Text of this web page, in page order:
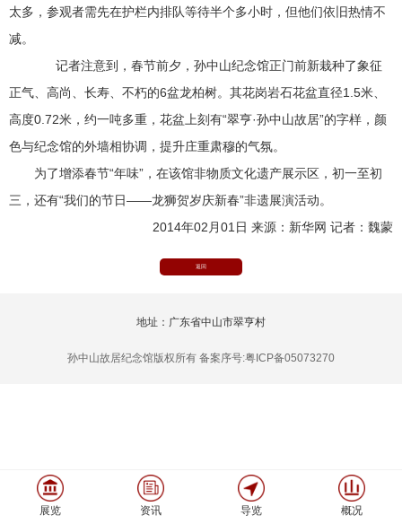
太多，参观者需先在护栏内排队等待半个多小时，但他们依旧热情不
减。
记者注意到，春节前夕，孙中山纪念馆正门前新栽种了象征
正气、高尚、长寿、不朽的6盆龙柏树。其花岗岩石花盆直径1.5米
高度0.72米 ，约一吨多重，花盆上刻有“翠亨·孙中山故居”的字样，颜
色与纪念馆的外墙相协调，提升庄重肃穆的气氛。
为了增添春节“年味”，在该馆非物质文化遗产展示区，初一至初
三，还有“我们的节日——龙狮贺岁庆新春”非遗展演活动。
2014年02月01日 来源：新华网 记者：魏蒙
返回
地址：广东省中山市翠亨村
孙中山故居纪念馆版权所有 备案序号:粤ICP备05073270
展览 资讯 导览 概况